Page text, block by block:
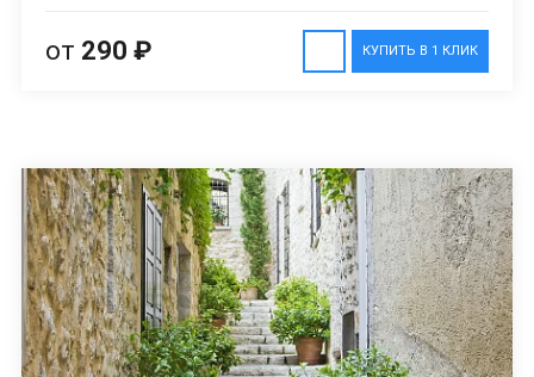
КУПИТЬ В 1 КЛИК
от 290 ₽